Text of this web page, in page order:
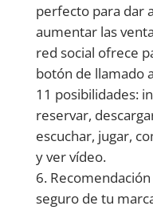
perfecto para dar
aumentar las
red social ofrece
botón de llamado
11 posibilidades:
reservar,
escuchar, jugar,
y ver vídeo.
seguro de tu